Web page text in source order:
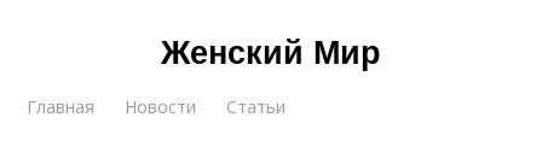
Женский Мир
Главная Новости Статьи